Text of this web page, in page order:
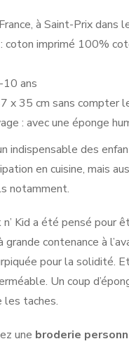
à Saint-Prix dans
coton imprimé 100%
ans
x 35 cm sans compter
: avec une éponge
indispensable des
en cuisine, mais
notamment.
Kid a été pensé pour
grande contenance à
pour la solidité.
Un coup
les taches.
une broderie